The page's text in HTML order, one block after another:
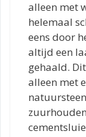
alleen met
helemaal
eens door
altijd een
gehaald.
alleen met